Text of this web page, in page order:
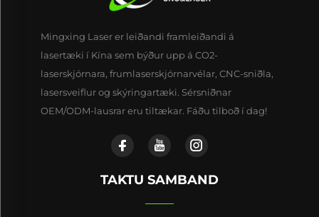
Mingxing Laser er leiðandi framleiðandi á
lasertæki í Kína sem býður upp á CO2-
laserskjórnara, frumlaserskjórnarvélar, CNC-sniðla,
lasersveiflur og skýringartæki. Sérsniðnar
OEM/ODM-lausrar eru tiltækar. Fáðu tilboð í dag!
TAKTU SAMBAND